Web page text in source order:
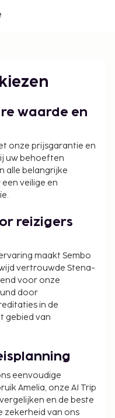
Luchthaven van
de accommodatie te
van 10.50
die de
dienen tijdens
met foto
mogen
accommodatie
niet overschrijden.
contact op met de
in de
waarde en
onze prijsgarantie en
uw behoeften
alle belangrijke
veilige en
reizigers
maakt Sembo
vertrouwde Stena-
voor onze
door
in de
gebied van
eenvoudige
Amelia, onze AI Trip
en de beste
zekerheid van ons